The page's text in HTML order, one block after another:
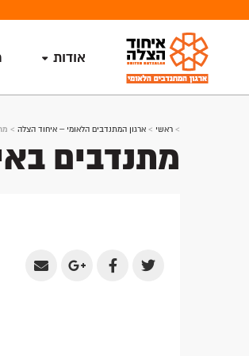
אודות
> ראשי > ארגון המתנדבים הלאומי – איחוד הצלה >
מתנדבים
Share
Share
Share
Share